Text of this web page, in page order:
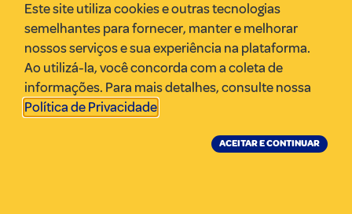
VR Assessoria
Parcerias
Envie uma pauta
Anuncie
Este site utiliza cookies e outras tecnologias
semelhantes para fornecer, manter e melhorar
nossos serviços e sua experiência na plataforma.
Ao utilizá-la, você concorda com a coleta de
informações. Para mais detalhes, consulte nossa
Política de Privacidade.
ACEITAR E CONTINUAR